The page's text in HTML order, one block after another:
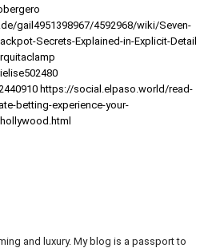
gail4951398967/4592968/wiki/Seven-
Secrets-Explained-in-Explicit-Detail
https://social.elpaso.world/read-
betting-experience-your-
and luxury. My blog is a passport to